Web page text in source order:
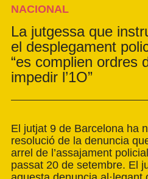
NACIONAL
La jutgessa que
el desplegament
“es complien ordres
impedir l’1O”
El jutjat 9 de Barcelona ha
resolució de la denuncia
arrel de l’assajament
passat 20 de setembre. El